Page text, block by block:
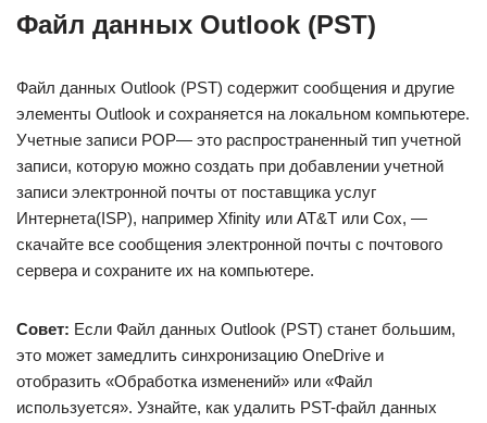
Файл данных Outlook (PST)
Файл данных Outlook (PST) содержит сообщения и другие
элементы Outlook и сохраняется на локальном компьютере.
Учетные записи POP— это распространенный тип учетной
записи, которую можно создать при добавлении учетной
записи электронной почты от поставщика услуг
Интернета(ISP), например Xfinity или AT&T или Cox, —
скачайте все сообщения электронной почты с почтового
сервера и сохраните их на компьютере.
Совет: Если Файл данных Outlook (PST) станет большим,
это может замедлить синхронизацию OneDrive и
отобразить «Обработка изменений» или «Файл
используется». Узнайте, как удалить PST-файл данных